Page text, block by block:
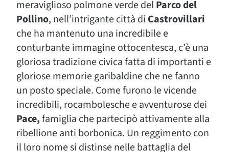
meraviglioso polmone verde delParco del
Pollino, nell’intrigante città di Castrovillari
che ha mantenuto una incredibile e
conturbante immagine ottocentesca, c’è una
gloriosa tradizione civica fatta di importanti e
gloriose memorie garibaldine che ne fanno
un posto speciale. Come furono le vicende
incredibili, rocambolesche e avventurose dei
Pace,famiglia che partecipò attivamente alla
ribellione anti borbonica. Un reggimento con
il loro nome si distinse nelle battaglia del